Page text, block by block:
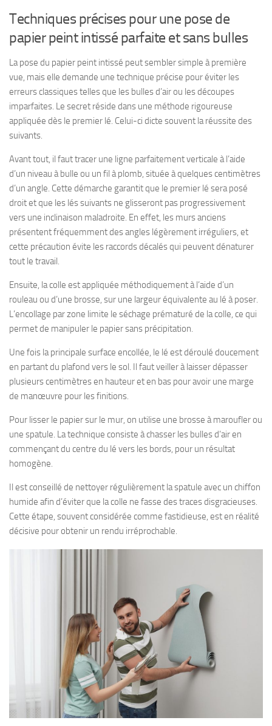
Techniques précises pour une pose de
papier peint intissé parfaite et sans bulles
La pose du papier peint intissé peut sembler simple à première
vue, mais elle demande une technique précise pour éviter les
erreurs classiques telles que les bulles d’air ou les découpes
imparfaites. Le secret réside dans une méthode rigoureuse
appliquée dès le premier lé. Celui-ci dicte souvent la réussite des
suivants.
Avant tout, il faut tracer une ligne parfaitement verticale à l’aide
d’un niveau à bulle ou un fil à plomb, située à quelques centimètres
d’un angle. Cette démarche garantit que le premier lé sera posé
droit et que les lés suivants ne glisseront pas progressivement
vers une inclinaison maladroite. En effet, les murs anciens
présentent fréquemment des angles légèrement irréguliers, et
cette précaution évite les raccords décalés qui peuvent dénaturer
tout le travail.
Ensuite, la colle est appliquée méthodiquement à l’aide d’un
rouleau ou d’une brosse, sur une largeur équivalente au lé à poser.
L’encollage par zone limite le séchage prématuré de la colle, ce qui
permet de manipuler le papier sans précipitation.
Une fois la principale surface encollée, le lé est déroulé doucement
en partant du plafond vers le sol. Il faut veiller à laisser dépasser
plusieurs centimètres en hauteur et en bas pour avoir une marge
de manœuvre pour les finitions.
Pour lisser le papier sur le mur, on utilise une brosse à maroufler ou
une spatule. La technique consiste à chasser les bulles d’air en
commençant du centre du lé vers les bords, pour un résultat
homogène.
Il est conseillé de nettoyer régulièrement la spatule avec un chiffon
humide afin d’éviter que la colle ne fasse des traces disgracieuses.
Cette étape, souvent considérée comme fastidieuse, est en réalité
décisive pour obtenir un rendu irréprochable.